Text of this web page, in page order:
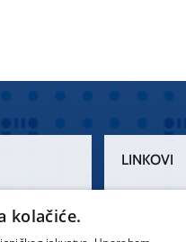
LINKOVI
kolačiće.